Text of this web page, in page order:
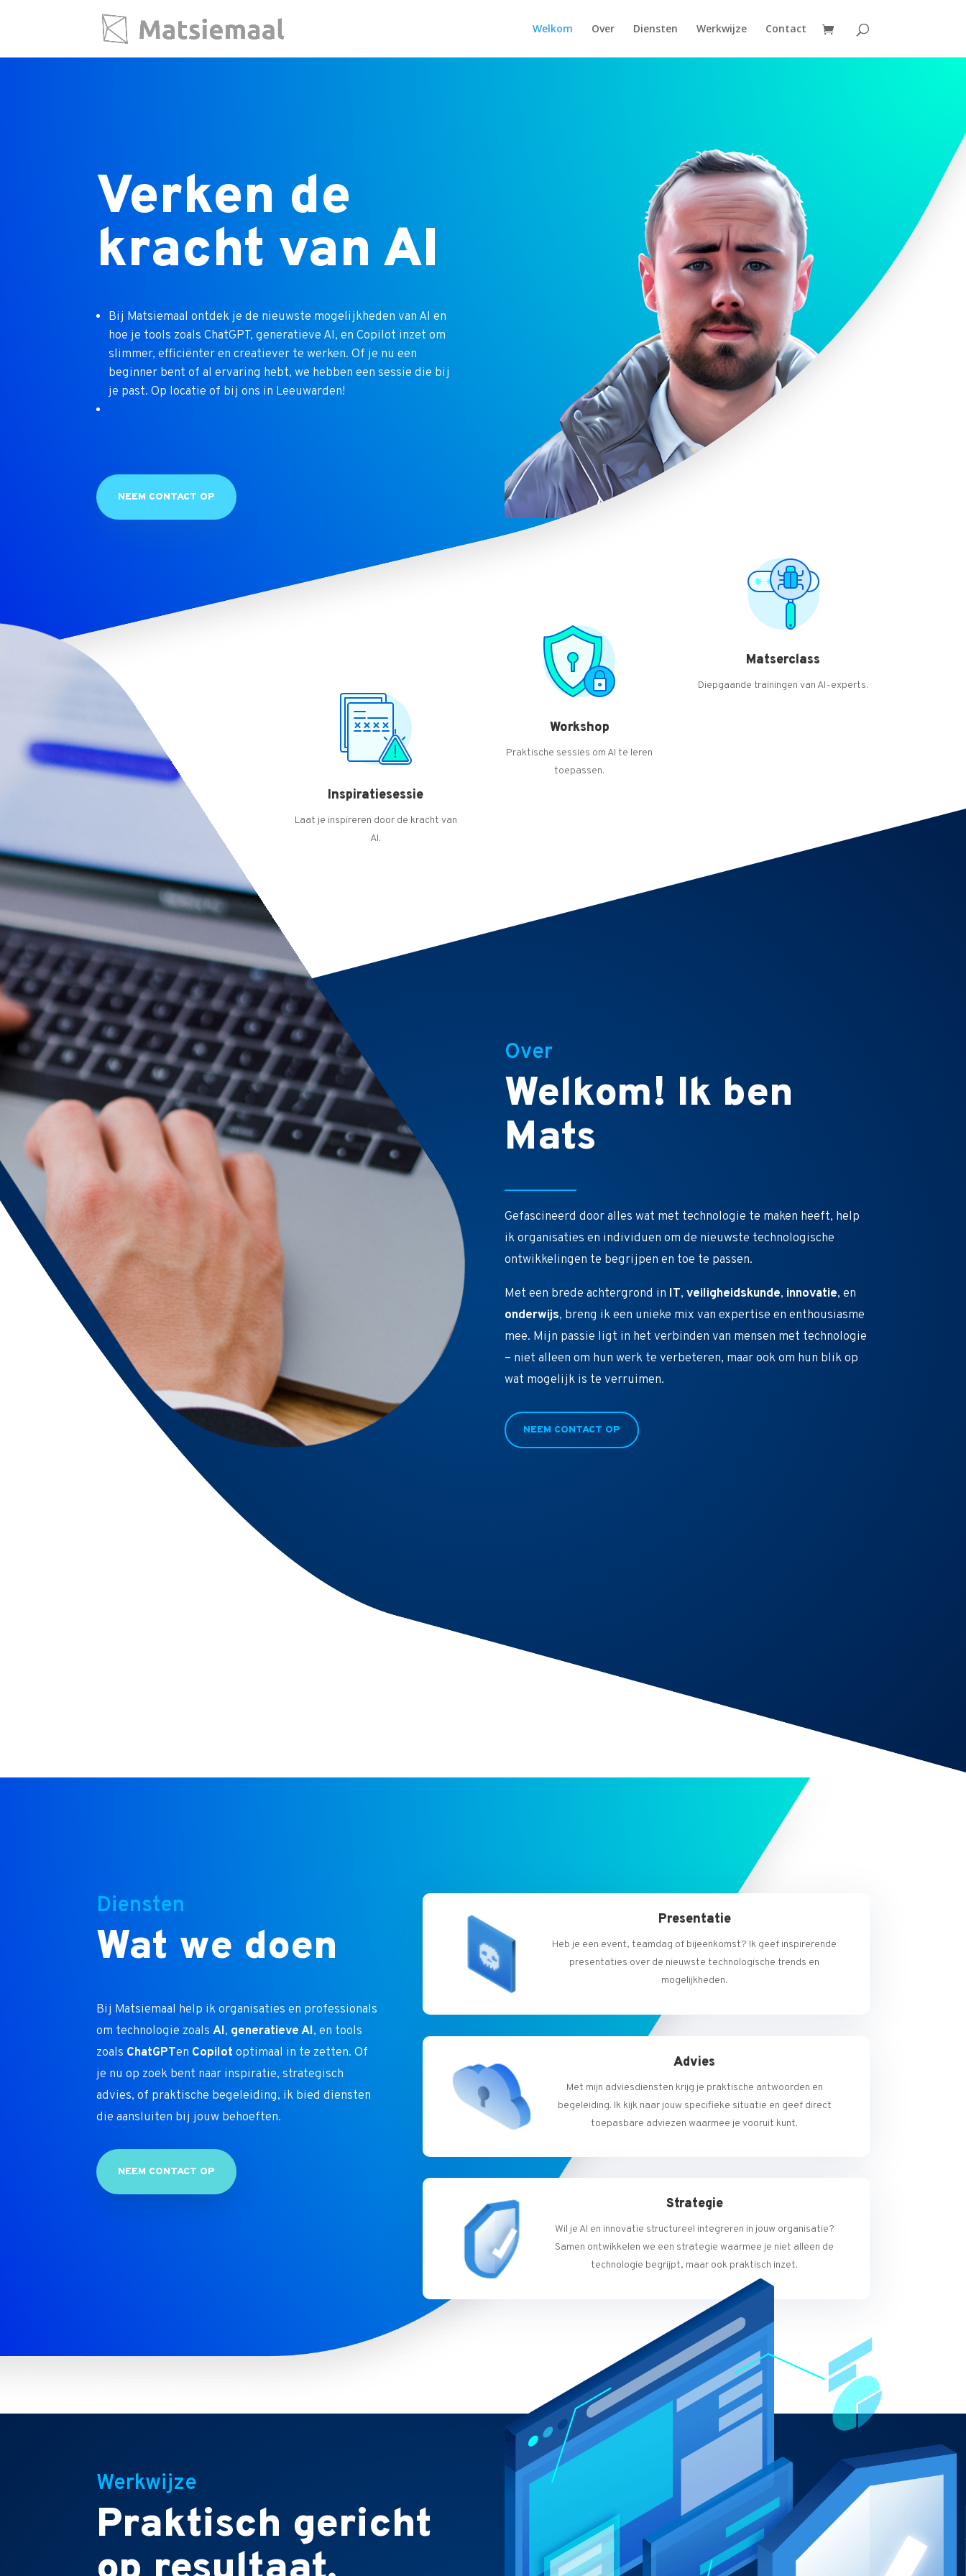
Welkom Over Diensten Werkwijze Contact
Verken de
kracht van AI
Bij Matsiemaal ontdek je de nieuwste mogelijkheden van AI en
hoe je tools zoals ChatGPT, generatieve AI, en Copilot inzet om
slimmer, efficiënter en creatiever te werken. Of je nu een
beginner bent of al ervaring hebt, we hebben een sessie die bij
je past. Op locatie of bij ons in Leeuwarden!
NEEM CONTACT OP
Inspiratiesessie
Laat je inspireren door de kracht van
AI.
Workshop
Praktische sessies om AI te leren
toepassen.
Matserclass
Diepgaande trainingen van AI-experts.
Over
Welkom! Ik ben
Mats
Gefascineerd door alles wat met technologie te maken heeft, help
ik organisaties en individuen om de nieuwste technologische
ontwikkelingen te begrijpen en toe te passen.
Met een brede achtergrond in IT, veiligheidskunde, innovatie, en
onderwijs, breng ik een unieke mix van expertise en enthousiasme
mee. Mijn passie ligt in het verbinden van mensen met technologie
– niet alleen om hun werk te verbeteren, maar ook om hun blik op
wat mogelijk is te verruimen.
NEEM CONTACT OP
Diensten
Wat we doen
Bij Matsiemaal help ik organisaties en professionals
om technologie zoalsAI, generatieve AI, en tools
zoals ChatGPTen Copilot optimaal in te zetten. Of
je nu op zoek bent naar inspiratie, strategisch
advies, of praktische begeleiding, ik bied diensten
die aansluiten bij jouw behoeften.
NEEM CONTACT OP
Presentatie
Heb je een event, teamdag of bijeenkomst? Ik geef inspirerende
presentaties over de nieuwste technologische trends en
mogelijkheden.
Advies
Met mijn adviesdiensten krijg je praktische antwoorden en
begeleiding. Ik kijk naar jouw specifieke situatie en geef direct
toepasbare adviezen waarmee je vooruit kunt.
Strategie
Wil je AI en innovatie structureel integreren in jouw organisatie?
Samen ontwikkelen we een strategie waarmee je niet alleen de
technologie begrijpt, maar ook praktisch inzet.
Werkwijze
Praktisch gericht